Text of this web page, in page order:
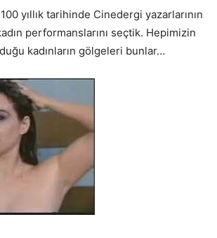
yıllık tarihinde Cinedergi yazarlarının
performanslarını seçtik. Hepimizin
kadınların gölgeleri bunlar…